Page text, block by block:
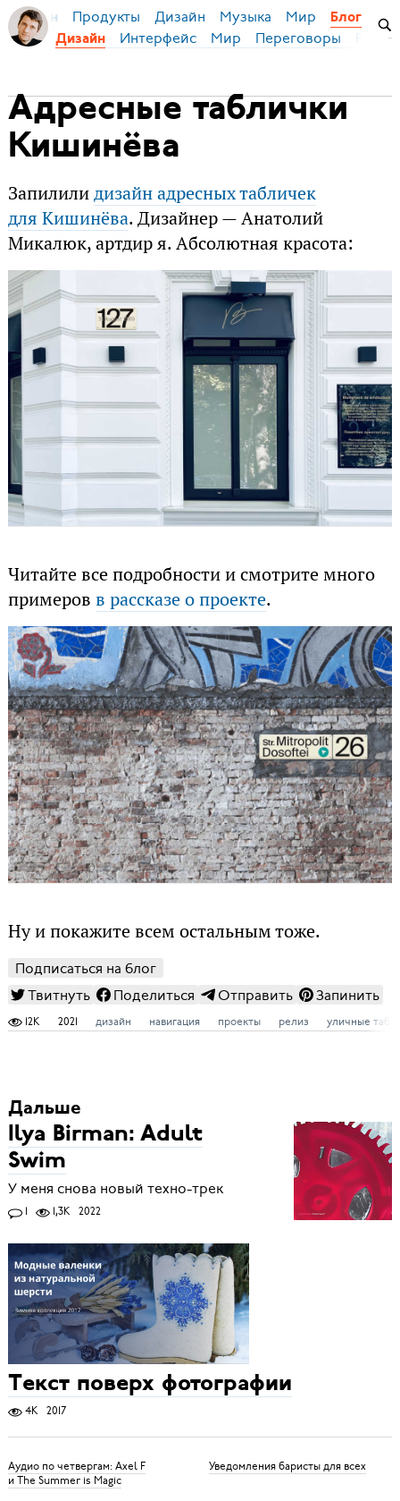
Бирман Продукты Дизайн Музыка Мир
Блог
Дизайн
Интерфейс Мир Переговоры
Адресные таблички
Кишинёва
Запилилидизайн адресных табличек
для Кишинёва. Дизайнер — Анатолий
Микалюк, артдир я. Абсолютная красота:
Читайте все подробности и смотрите много
примеров в рассказе о проекте.
Ну и покажите всем остальным тоже.
Подписаться на блог
Твитнуть
Поделиться Отправить Запинить
12K 2021 дизайн навигация проекты релиз уличные
Дальше
Ilya Birman: Adult
Swim
У меня снова новый техно-трек
1 1,3K 2022
Текст поверх фотографии
4K 2017
Аудио по четвергам: Axel F
и The Summer is Magic
Уведомления баристы для всех